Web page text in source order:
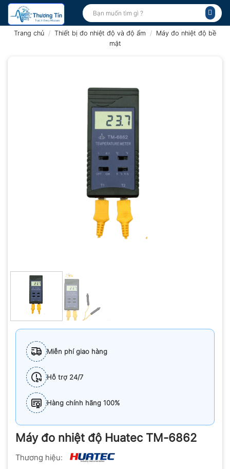
Bỏ
qua
Tìm
kiếm:
Trang chủ / Thiết bị đo nhiệt độ và độ ẩm /
Máy đo nhiệt độ bề
mặt
Miễn phí giao hàng
Hỗ trợ 24/7
Hàng chính hãng 100%
Máy đo nhiệt độ Huatec TM-6862
Thương hiệu: